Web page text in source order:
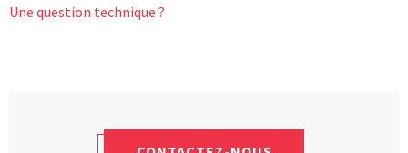
Une question technique ?